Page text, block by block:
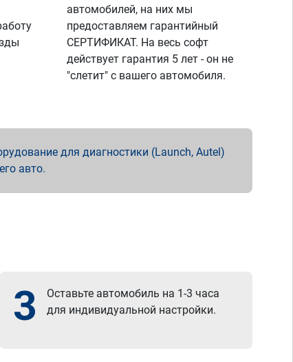
автомобилей, на них мы
предоставляем гарантийный
СЕРТИФИКАТ. На весь софт
действует гарантия 5 лет - он не
"слетит" с вашего автомобиля.
для диагностики (Launch, Autel)
авто.
3
Оставьте автомобиль на 1-3 часа
для индивидуальной настройки.